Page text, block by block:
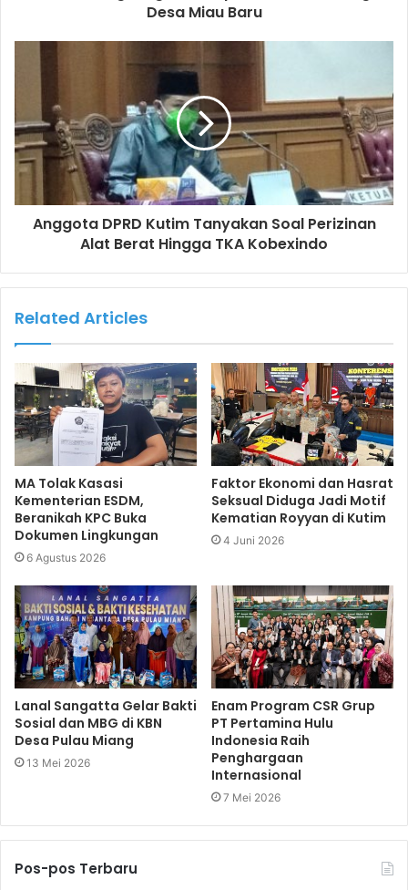
Desa Miau Baru
Anggota DPRD Kutim Tanyakan Soal Perizinan
Alat Berat Hingga TKA Kobexindo
Related Articles
MA Tolak Kasasi
Kementerian ESDM,
Beranikah KPC Buka
Dokumen Lingkungan
6 Agustus 2026
Faktor Ekonomi dan Hasrat
Seksual Diduga Jadi Motif
Kematian Royyan di Kutim
4 Juni 2026
Lanal Sangatta Gelar Bakti
Sosial dan MBG di KBN
Desa Pulau Miang
13 Mei 2026
Enam Program CSR Grup
PT Pertamina Hulu
Indonesia Raih
Penghargaan
Internasional
7 Mei 2026
Pos-pos Terbaru